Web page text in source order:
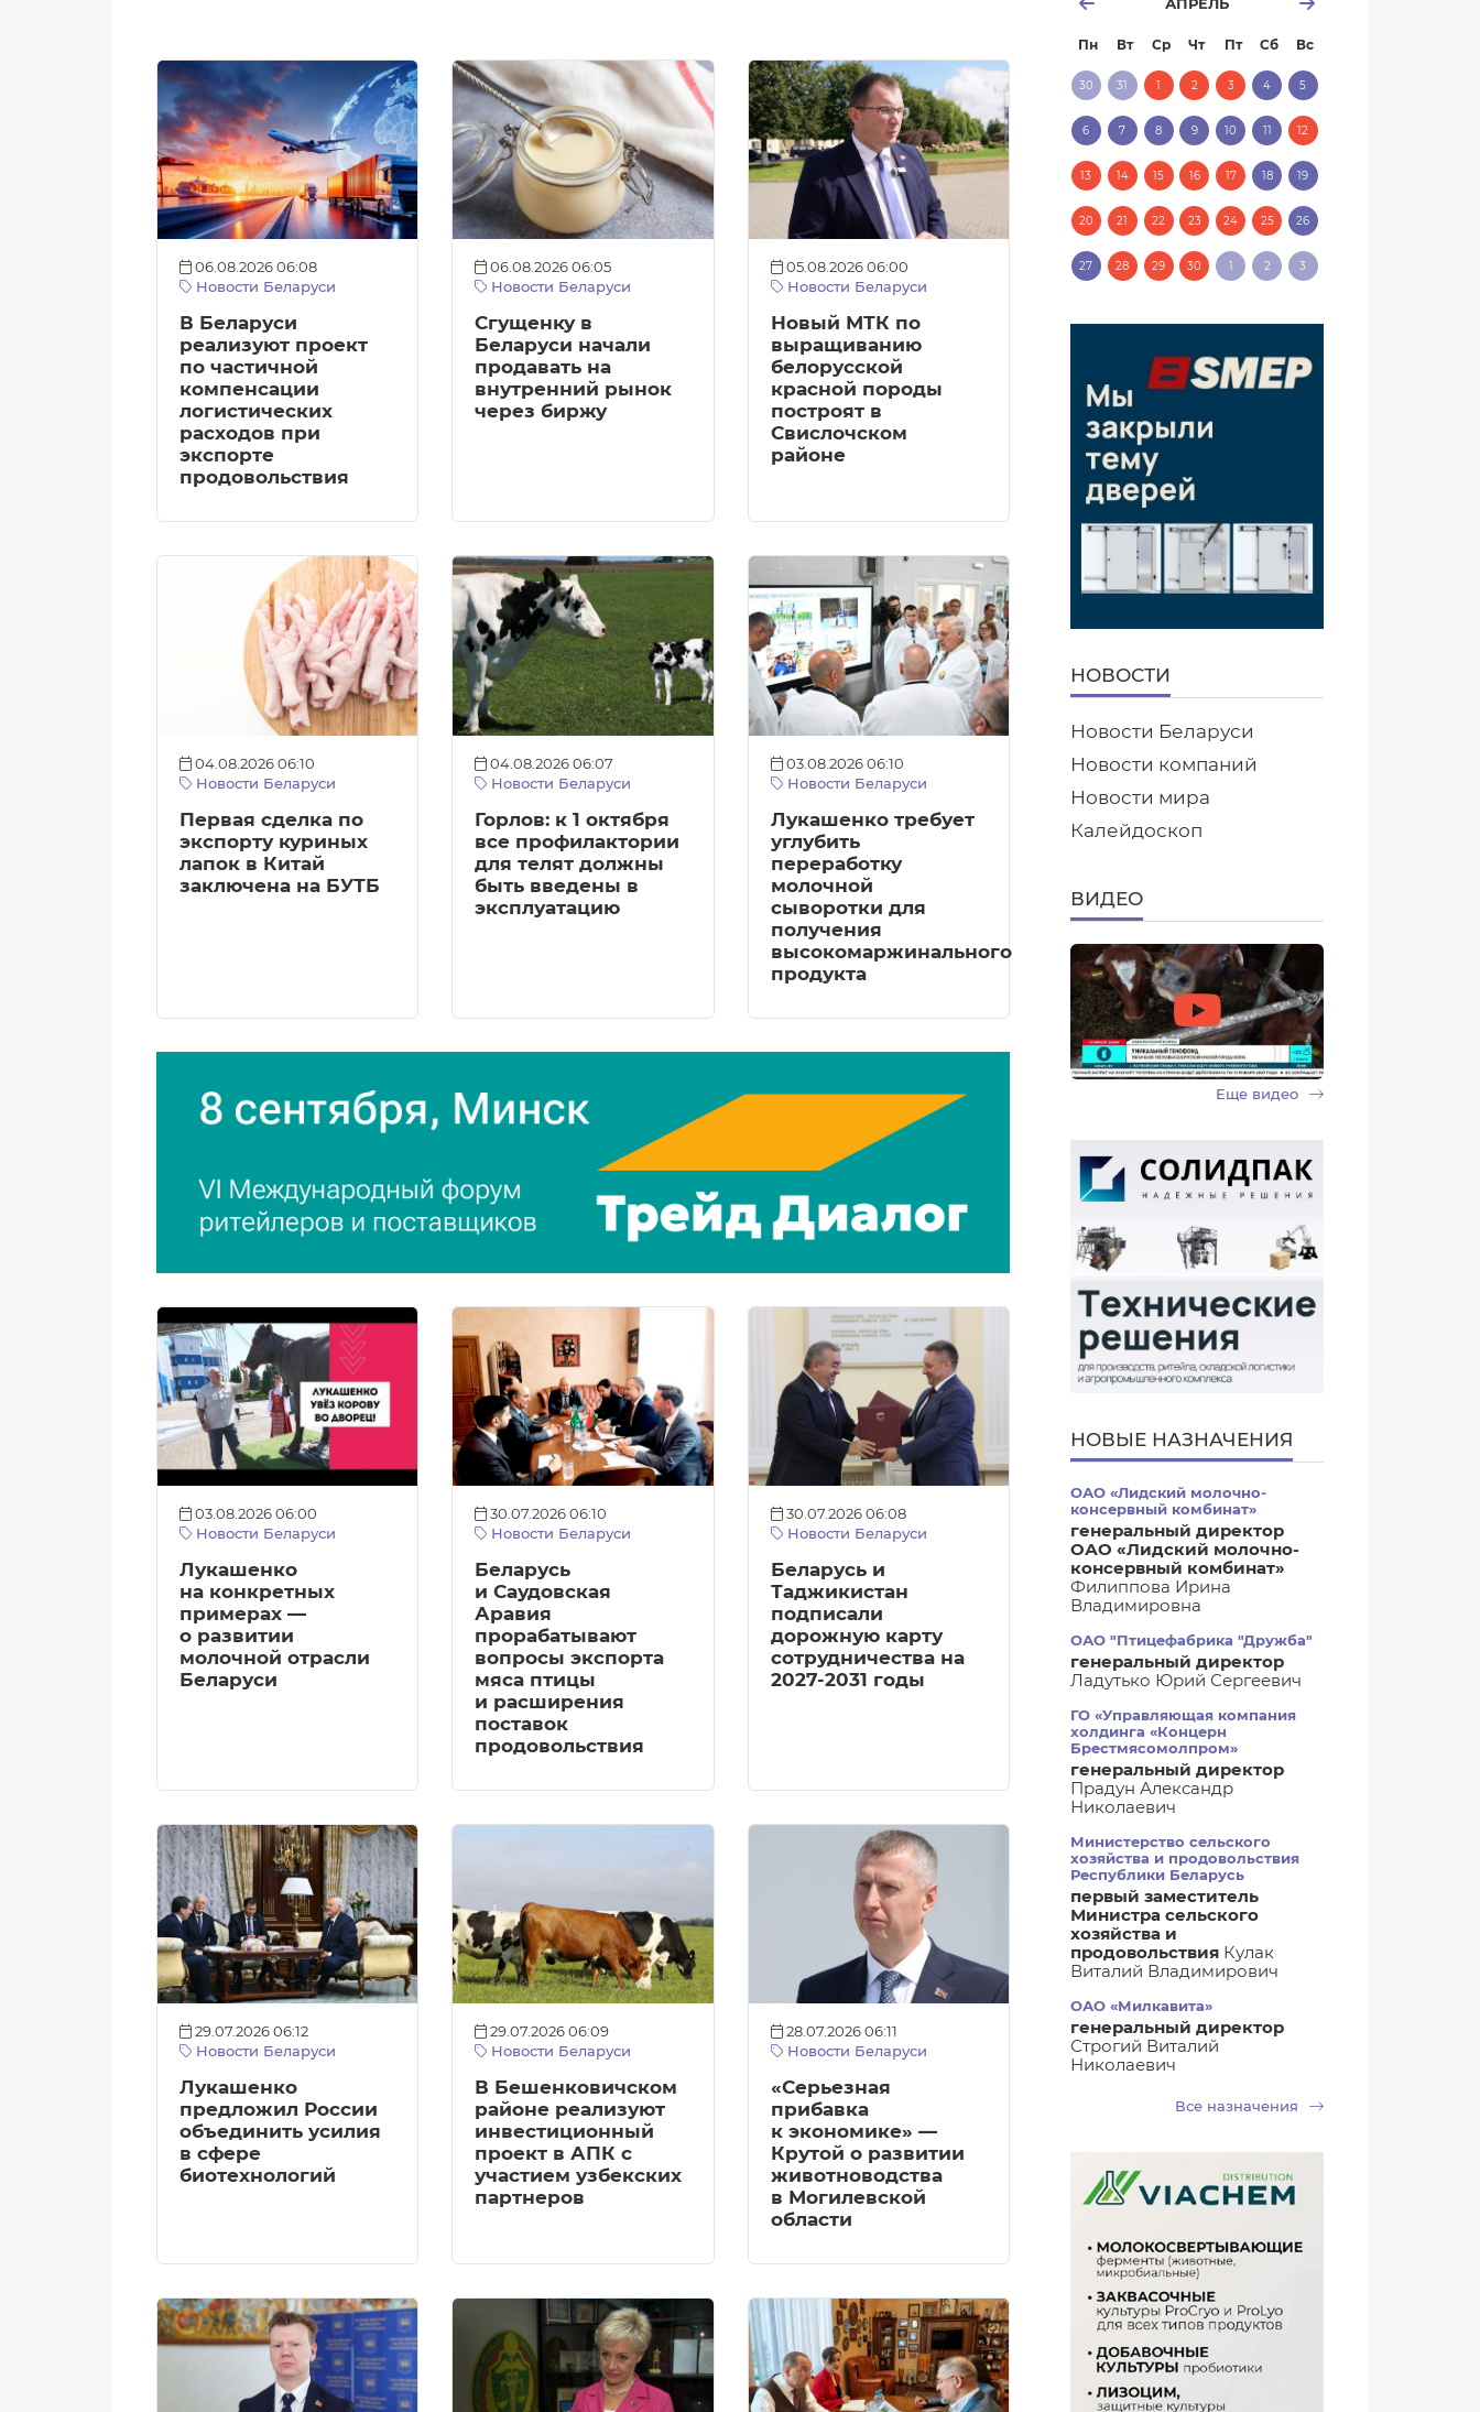
06.08.2026 06:08
Новости Беларуси
В Беларуси
реализуют проект
по частичной
компенсации
логистических
расходов при
экспорте
продовольствия
06.08.2026 06:05
Новости Беларуси
Сгущенку в
Беларуси начали
продавать на
внутренний рынок
через биржу
05.08.2026 06:00
Новости Беларуси
Новый МТК по
выращиванию
белорусской
красной породы
построят в
Свислочском
районе
04.08.2026 06:10
Новости Беларуси
Первая сделка по
экспорту куриных
лапок в Китай
заключена на БУТБ
04.08.2026 06:07
Новости Беларуси
Горлов: к 1 октября
все профилактории
для телят должны
быть введены в
эксплуатацию
03.08.2026 06:10
Новости Беларуси
Лукашенко требует
углубить
переработку
молочной
сыворотки для
получения
высокомаржинального
продукта
03.08.2026 06:00
Новости Беларуси
Лукашенко
на конкретных
примерах —
о развитии
молочной отрасли
Беларуси
30.07.2026 06:10
Новости Беларуси
Беларусь
и Саудовская
Аравия
прорабатывают
вопросы экспорта
мяса птицы
и расширения
поставок
продовольствия
30.07.2026 06:08
Новости Беларуси
Беларусь и
Таджикистан
подписали
дорожную карту
сотрудничества на
2027-2031 годы
29.07.2026 06:12
Новости Беларуси
Лукашенко
предложил России
объединить усилия
в сфере
биотехнологий
29.07.2026 06:09
Новости Беларуси
В Бешенковичском
районе реализуют
инвестиционный
проект в АПК с
участием узбекских
партнеров
28.07.2026 06:11
Новости Беларуси
«Серьезная
прибавка
к экономике» —
Крутой о развитии
животноводства
в Могилевской
области
Пн Вт Ср Чт Пт Сб Вс
30 31 1 2 3 4 5
6 7 8 9 10 11 12
13 14 15 16 17 18 19
20 21 22 23 24 25 26
27 28 29 30 1 2 3
НОВОСТИ
Новости Беларуси
Новости компаний
Новости мира
Калейдоскоп
ВИДЕО
Еще видео
НОВЫЕ НАЗНАЧЕНИЯ
ОАО «Лидский молочно-
консервный комбинат»
генеральный директор
ОАО «Лидский молочно-
консервный комбинат»
Филиппова Ирина
Владимировна
ОАО "Птицефабрика "Дружба"
генеральный директор
Ладутько Юрий Сергеевич
ГО «Управляющая компания
холдинга «Концерн
Брестмясомолпром»
генеральный директор
Прадун Александр
Николаевич
Министерство сельского
хозяйства и продовольствия
Республики Беларусь
первый заместитель
Министра сельского
хозяйства и
продовольствия Кулак
Виталий Владимирович
ОАО «Милкавита»
генеральный директор
Строгий Виталий
Николаевич
Все назначения